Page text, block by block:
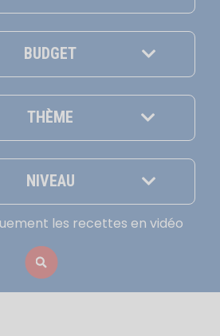
BUDGET
THÈME
NIVEAU
les recettes en vidéo